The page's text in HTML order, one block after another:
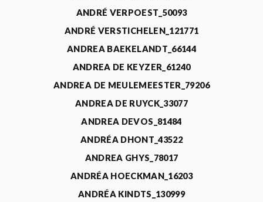
ANDRÉ VERPOEST_50093
ANDRÉ VERSTICHELEN_121771
ANDREA BAEKELANDT_66144
ANDREA DE KEYZER_61240
ANDREA DE MEULEMEESTER_79206
ANDREA DE RUYCK_33077
ANDREA DEVOS_81484
ANDRÉA DHONT_43522
ANDREA GHYS_78017
ANDRÉA HOECKMAN_16203
ANDRÉA KINDTS_130999